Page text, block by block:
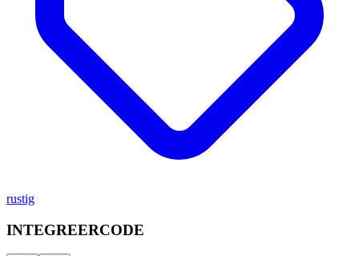
rustig
INTEGREERCODE